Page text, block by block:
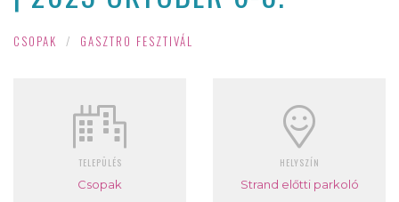
CSOPAK / GASZTRO FESZTIVÁL
TELEPÜLÉS
Csopak
HELYSZÍN
Strand előtti parkoló